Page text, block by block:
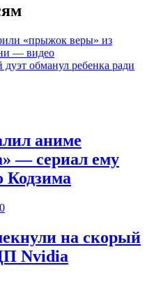
«прыжок веры» из
— видео
обманул ребенка ради
аниме
— сериал ему
Кодзима
0
на скорый
Nvidia